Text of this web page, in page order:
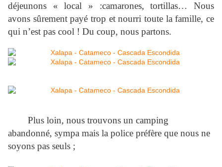
déjeunons « local » :camarones, tortillas… Nous
avons sûrement payé trop et nourri toute la famille, ce
qui n’est pas cool ! Du coup, nous partons.
Plus loin, nous trouvons un camping
abandonné, sympa mais la police préfère que nous ne
soyons pas seuls ;